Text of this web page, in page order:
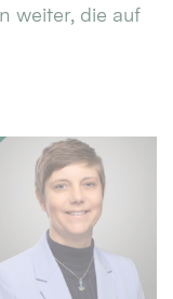
weiter, die auf